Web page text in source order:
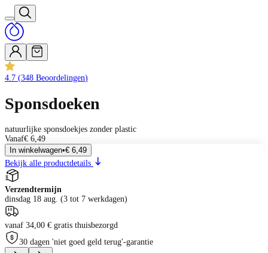
4.7 (348 Beoordelingen)
Sponsdoeken
natuurlijke sponsdoekjes zonder plastic
Vanaf€ 6,49
In winkelwagen•€ 6,49
Bekijk alle productdetails
Verzendtermijn
dinsdag 18 aug. (3 tot 7 werkdagen)
vanaf 34,00 € gratis thuisbezorgd
30 dagen 'niet goed geld terug'-garantie